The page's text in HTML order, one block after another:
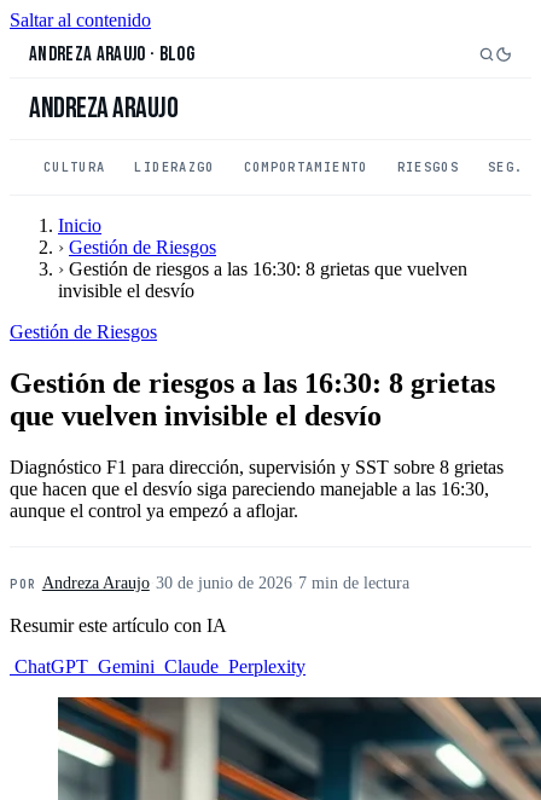
Saltar al contenido
Andreza Araujo · Blog
Andreza Araujo
CULTURA LIDERAZGO COMPORTAMIENTO RIESGOS SEG.
Inicio
› Gestión de Riesgos
› Gestión de riesgos a las 16:30: 8 grietas que vuelven
invisible el desvío
Gestión de Riesgos
Gestión de riesgos a las 16:30: 8 grietas
que vuelven invisible el desvío
Diagnóstico F1 para dirección, supervisión y SST sobre 8 grietas
que hacen que el desvío siga pareciendo manejable a las 16:30,
aunque el control ya empezó a aflojar.
POR Andreza Araujo· 30 de junio de 2026· 7 min de lectura
Resumir este artículo con IA
ChatGPT Gemini Claude Perplexity